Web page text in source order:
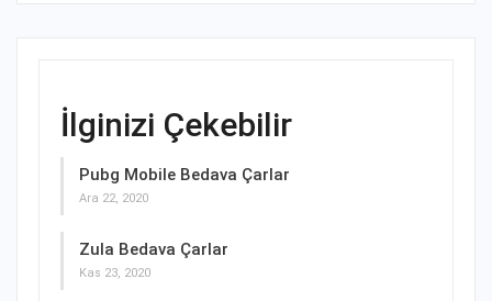
İlginizi Çekebilir
Pubg Mobile Bedava Çarlar
Ara 22, 2020
Zula Bedava Çarlar
Kas 23, 2020